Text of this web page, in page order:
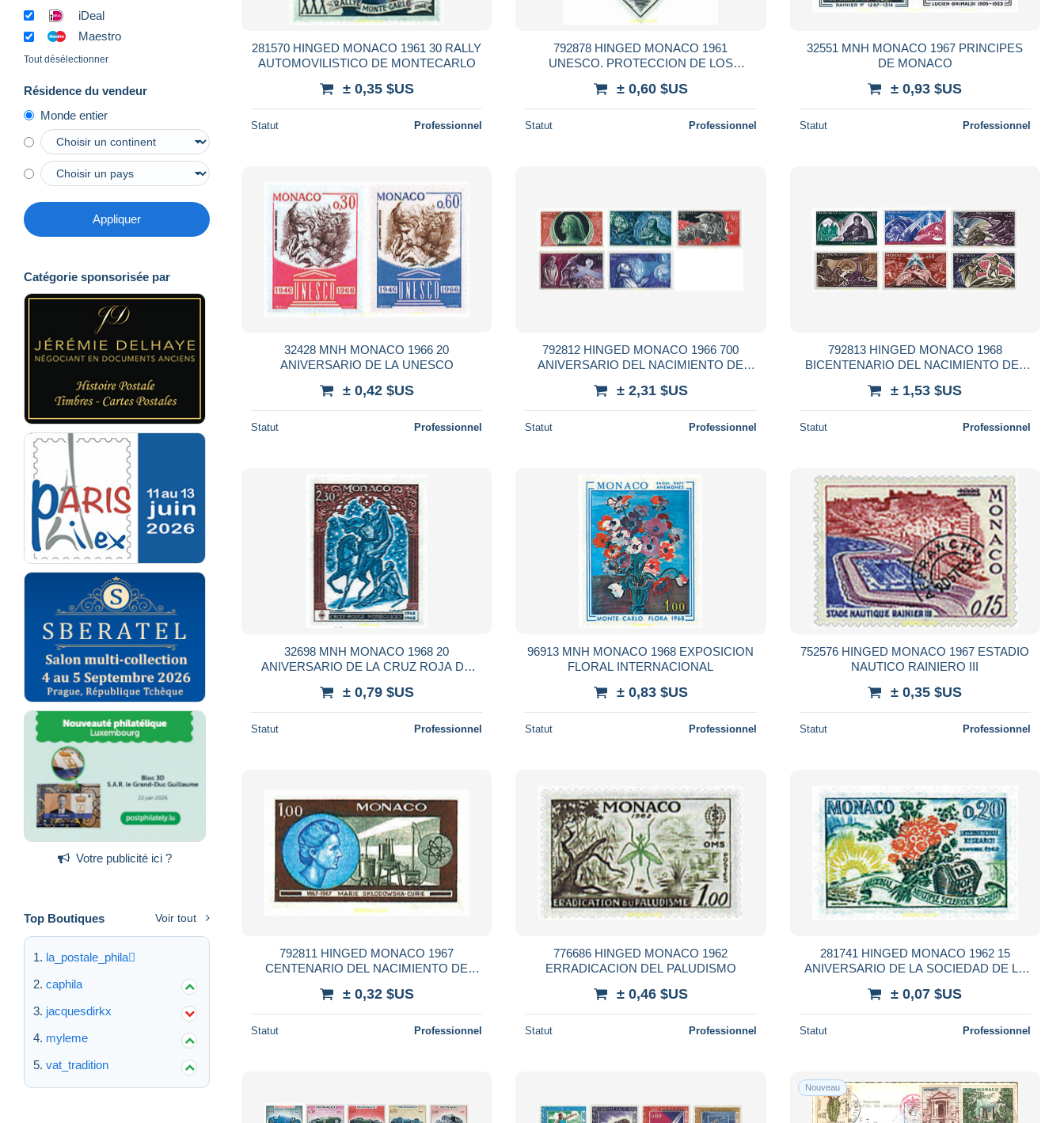
iDeal
Maestro
Tout désélectionner
Résidence du vendeur
Monde entier
Appliquer
Catégorie sponsorisée par
Votre publicité ici ?
Top Boutiques Voir tout
la_postale_phila
caphila
jacquesdirkx
myleme
vat_tradition
281570 HINGED MONACO 1961 30 RALLY
AUTOMOVILISTICO DE MONTECARLO
± 0,35 $US
Statut Professionnel
792878 HINGED MONACO 1961
UNESCO. PROTECCION DE LOS
± 0,60 $US
Statut Professionnel
32551 MNH MONACO 1967 PRINCIPES
DE MONACO
± 0,93 $US
Statut Professionnel
32428 MNH MONACO 1966 20
ANIVERSARIO DE LA UNESCO
± 0,42 $US
Statut Professionnel
792812 HINGED MONACO 1966 700
ANIVERSARIO DEL NACIMIENTO DE
± 2,31 $US
Statut Professionnel
792813 HINGED MONACO 1968
BICENTENARIO DEL NACIMIENTO DEL
± 1,53 $US
Statut Professionnel
32698 MNH MONACO 1968 20
ANIVERSARIO DE LA CRUZ ROJA DE
± 0,79 $US
Statut Professionnel
96913 MNH MONACO 1968 EXPOSICION
FLORAL INTERNACIONAL
± 0,83 $US
Statut Professionnel
752576 HINGED MONACO 1967 ESTADIO
NAUTICO RAINIERO III
± 0,35 $US
Statut Professionnel
792811 HINGED MONACO 1967
CENTENARIO DEL NACIMIENTO DE
± 0,32 $US
Statut Professionnel
776686 HINGED MONACO 1962
ERRADICACION DEL PALUDISMO
± 0,46 $US
Statut Professionnel
281741 HINGED MONACO 1962 15
ANIVERSARIO DE LA SOCIEDAD DE LA
± 0,07 $US
Statut Professionnel
Nouveau